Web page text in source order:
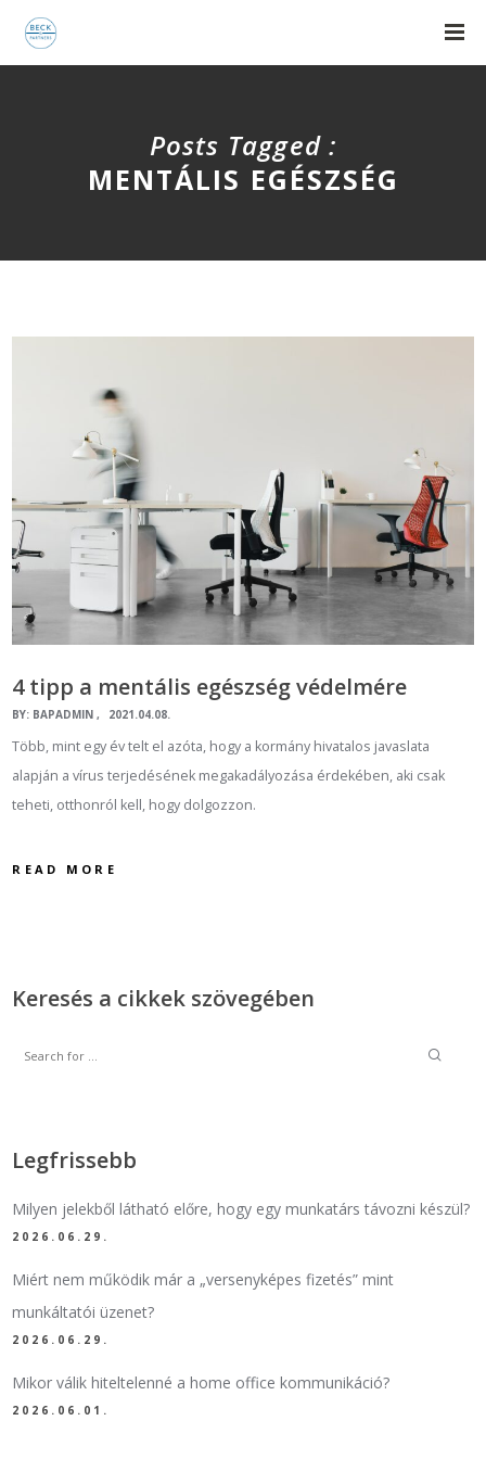
Posts Tagged :
MENTÁLIS EGÉSZSÉG
4 tipp a mentális egészség védelmére
BY: BAPADMIN 2021.04.08.
Több, mint egy év telt el azóta, hogy a kormány hivatalos javaslata
alapján a vírus terjedésének megakadályozása érdekében, aki csak
teheti, otthonról kell, hogy dolgozzon.
READ MORE
Keresés a cikkek szövegében
Legfrissebb
Milyen jelekből látható előre, hogy egy munkatárs távozni készül?
2026.06.29.
Miért nem működik már a „versenyképes fizetés” mint
munkáltatói üzenet?
2026.06.29.
Mikor válik hiteltelenné a home office kommunikáció?
2026.06.01.